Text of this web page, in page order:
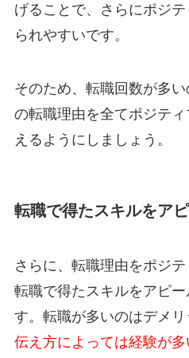
げることで、さらにポジ
られやすいです。
そのため、転職回数が多
の転職理由を全てポジテ
えるようにしましょう。
転職で得たスキルをア
さらに、転職理由をポジテ
転職で得たスキルをアピ
す。転職が多いのはデメリ
伝え方によっては経験が